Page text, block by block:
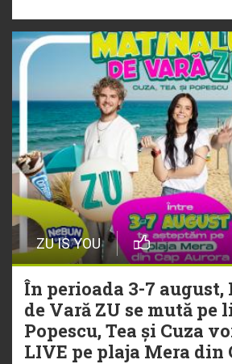
ZU IS YOU
În perioada 3-7
de Vară ZU se mută pe
Popescu, Tea și Cuza
LIVE pe plaja Mera din